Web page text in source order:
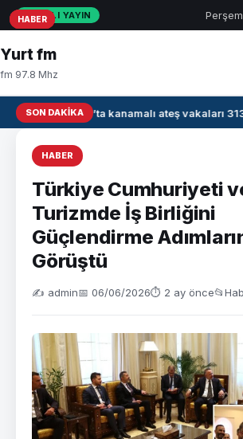
CANLI YAYIN
Yurt fm
fm 97.8 Mhz
SON DAKIKAIrak’ta kanamalı ateş vakaları
HABER
Türkiye Cumhuriyeti
Turizmde İş Birliğini
Güçlendirme
Görüştü
✍️ admin📅 06/06/2026⏱ 2 ay önce📂
HABER
HABER
HABER